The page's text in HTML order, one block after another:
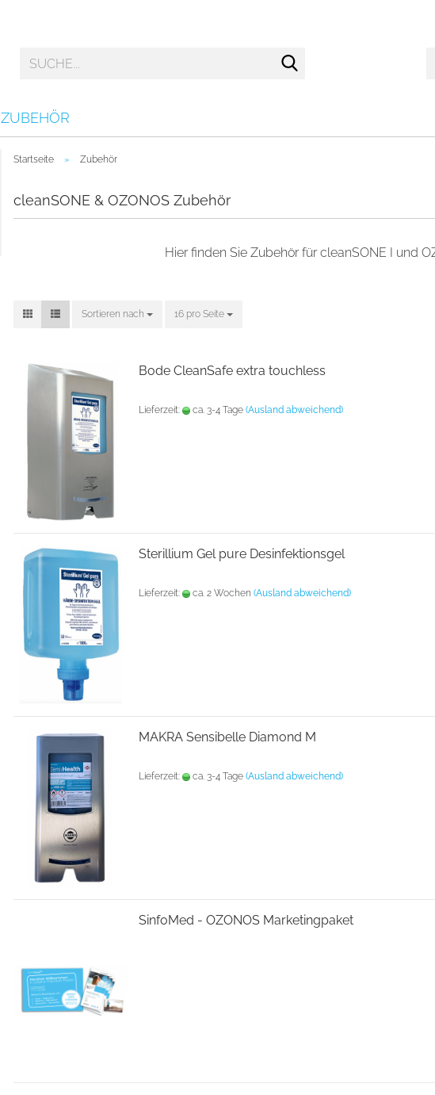
ZUBEHÖR
Startseite » Zubehör
cleanSONE & OZONOS Zubehör
Hier finden Sie Zubehör für cleanSONE I und
Sortieren nach
Sortieren nach 16 pro Seite
pro Seite
Bode CleanSafe extra touchless
Lieferzeit: ca. 3-4 Tage (Ausland abweichend)
Sterillium Gel pure Desinfektionsgel
Lieferzeit: ca. 2 Wochen (Ausland abweichend)
MAKRA Sensibelle Diamond M
Lieferzeit: ca. 3-4 Tage (Ausland abweichend)
SinfoMed - OZONOS Marketingpaket